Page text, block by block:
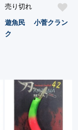
売り切れ
遊魚民 小菅クラン
ク